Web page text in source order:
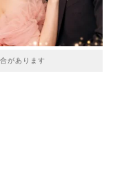
があります